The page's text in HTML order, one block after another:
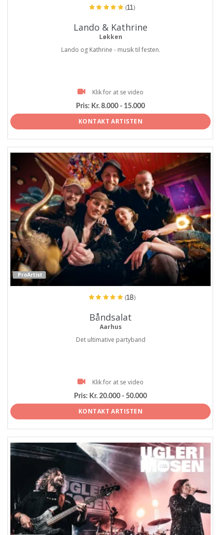
(11)
Lando & Kathrine
Løkken
Lando og Kathrine - musik til festen.
Klik for at se video
Pris: Kr. 8.000 - 15.000
KONTAKT ARTISTEN
ProArtist
(18)
Båndsalat
Aarhus
Det ultimative partyband
Klik for at se video
Pris: Kr. 20.000 - 50.000
KONTAKT ARTISTEN